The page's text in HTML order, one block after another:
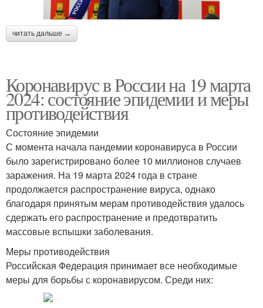
читать дальше →
Коронавирус в России на 19 марта
2024: состояние эпидемии и меры
противодействия
Состояние эпидемии
С момента начала пандемии коронавируса в России
было зарегистрировано более 10 миллионов случаев
заражения. На 19 марта 2024 года в стране
продолжается распространение вируса, однако
благодаря принятым мерам противодействия удалось
сдержать его распространение и предотвратить
массовые вспышки заболевания.
Меры противодействия
Российская Федерация принимает все необходимые
меры для борьбы с коронавирусом. Среди них: